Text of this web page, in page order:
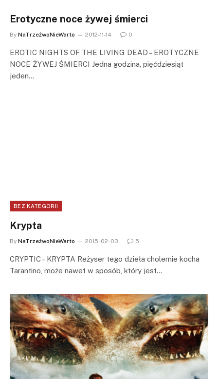
Erotyczne noce żywej śmierci
By NaTrzeźwoNieWarto 2012-11-14 0
EROTIC NIGHTS OF THE LIVING DEAD – EROTYCZNE
NOCE ŻYWEJ ŚMIERCI Jedna godzina, pięćdziesiąt
jeden…
BEZ KATEGORII
Krypta
By NaTrzeźwoNieWarto 2015-02-03 5
CRYPTIC – KRYPTA Reżyser tego dzieła cholernie kocha
Tarantino, może nawet w sposób, który jest…